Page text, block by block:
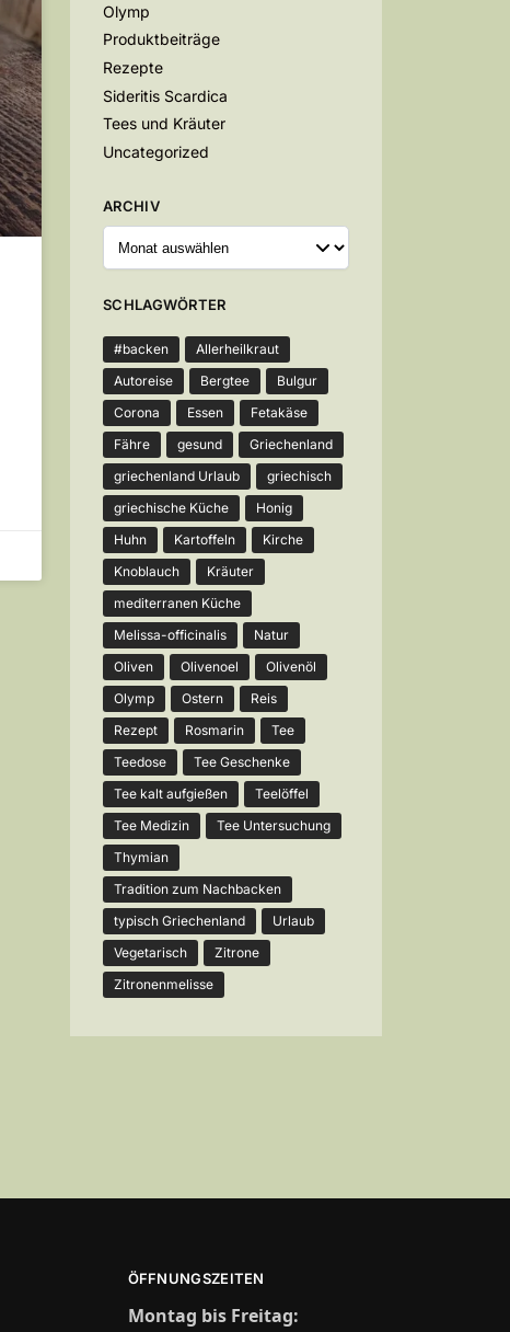
Olymp
Produktbeiträge
Rezepte
Sideritis Scardica
Tees und Kräuter
Uncategorized
ARCHIV
SCHLAGWÖRTER
#backen
Allerheilkraut
Autoreise
Bergtee
Bulgur
Corona
Essen
Fetakäse
Fähre
gesund
Griechenland
griechenland Urlaub
griechisch
griechische Küche
Honig
Huhn
Kartoffeln
Kirche
Knoblauch
Kräuter
mediterranen Küche
Melissa-officinalis
Natur
Oliven
Olivenoel
Olivenöl
Olymp
Ostern
Reis
Rezept
Rosmarin
Tee
Teedose
Tee Geschenke
Tee kalt aufgießen
Teelöffel
Tee Medizin
Tee Untersuchung
Thymian
Tradition zum Nachbacken
typisch Griechenland
Urlaub
Vegetarisch
Zitrone
Zitronenmelisse
ÖFFNUNGSZEITEN
Montag bis Freitag: